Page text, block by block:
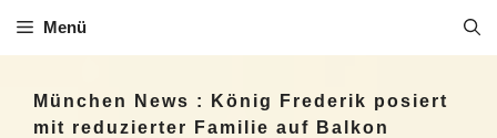
Inhalt
Menü
München News : König Frederik posiert
mit reduzierter Familie auf Balkon